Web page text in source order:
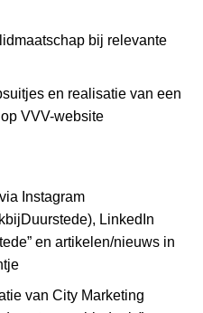
bij relevante
en realisatie van een
VVV-website
Instagram
LinkedIn
en artikelen/nieuws in
van City Marketing